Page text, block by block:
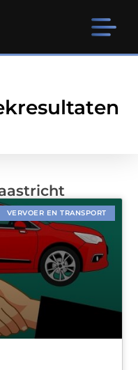
VERVOER EN TRANSPORT